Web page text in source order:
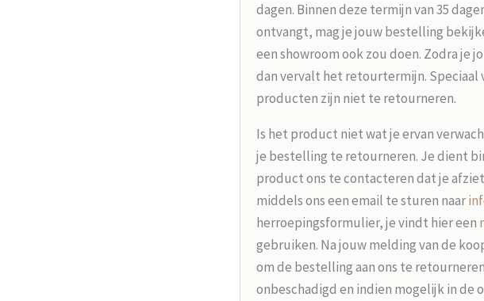
dagen. Binnen deze termijn van 35
ontvangt, mag je jouw bestelling
een showroom ook zou doen. Zodra je
dan vervalt het retourtermijn. Speciaal
producten zijn niet te retourneren.
Is het product niet wat je ervan
je bestelling te retourneren. Je dient
product ons te contacteren dat je
middels ons een email te sturen naar
herroepingsformulier, je vindt hier een
gebruiken. Na jouw melding van de
om de bestelling aan ons te
onbeschadigd en indien mogelijk in de